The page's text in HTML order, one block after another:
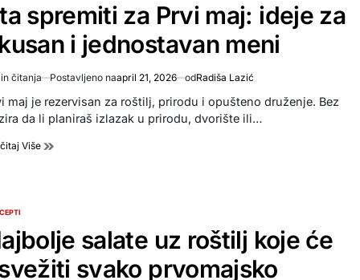
spremiti za Prvi maj: ideje za
i jednostavan meni
čitanja Postavljeno naapril 21, 2026 odRadiša Lazić
maj je rezervisan za roštilj, prirodu i opušteno druženje. Bez
da li planiraš izlazak u prirodu, dvorište ili…
Više
salate uz roštilj koje će
svako prvomajsko